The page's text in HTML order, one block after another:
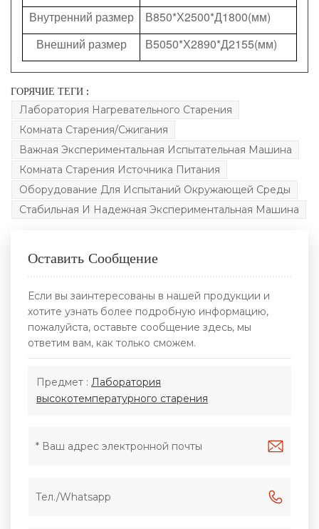
Внутренний размер
В850*Х2500*Д1800(мм)
Внешний размер
В5050*Х2890*Д2155(мм)
ГОРЯЧИЕ ТЕГИ :
Лаборатория Нагревательного Старения
Комната Старения/сжигания
Важная Экспериментальная Испытательная Машина
Комната Старения Источника Питания
Оборудование Для Испытаний Окружающей Среды
Стабильная И Надежная Экспериментальная Машина
Оставить Сообщение
Если вы заинтересованы в нашей продукции и
хотите узнать более подробную информацию,
пожалуйста, оставьте сообщение здесь, мы
ответим вам, как только сможем.
Предмет : Лаборатория
высокотемпературного старения